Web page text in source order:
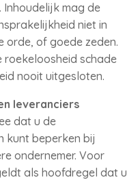
mag de
niet in
orde, of goede zeden.
roekeloosheid schade
nooit uitgesloten.
leveranciers
dat u de
kunt beperken bij
ondernemer. Voor
als hoofdregel dat u